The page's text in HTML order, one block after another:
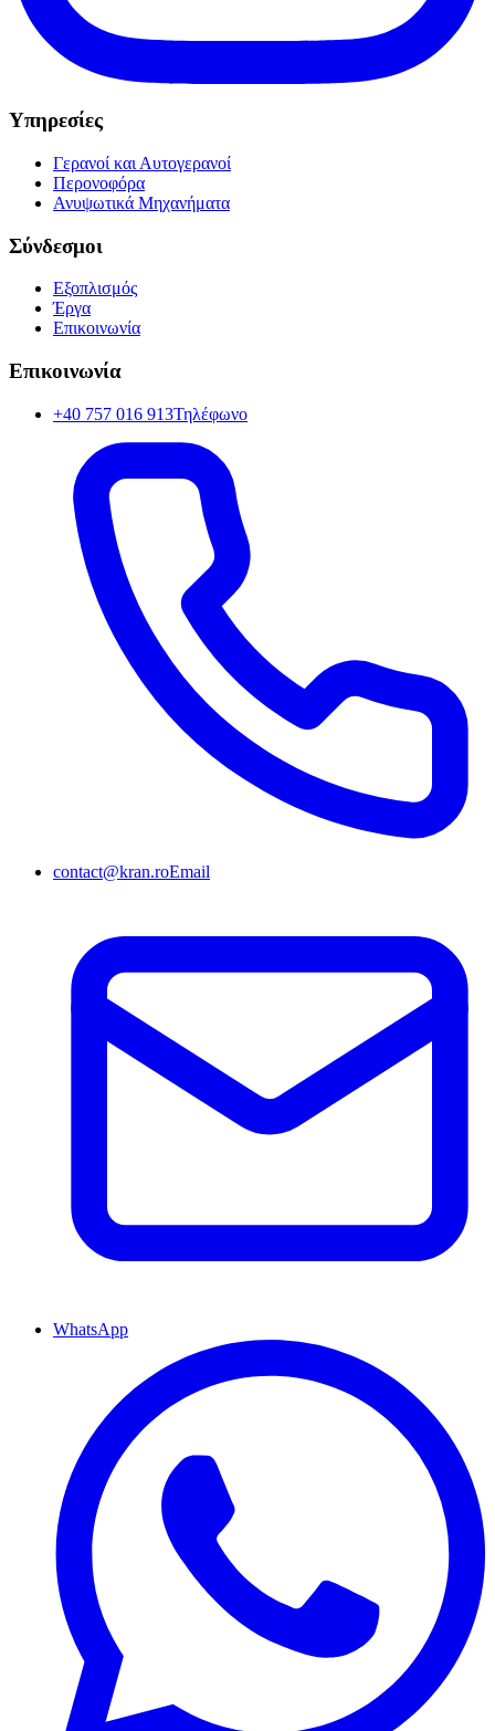
Υπηρεσίες
Γερανοί και Αυτογερανοί
Περονοφόρα
Ανυψωτικά Μηχανήματα
Σύνδεσμοι
Εξοπλισμός
Έργα
Επικοινωνία
Επικοινωνία
+40 757 016 913Τηλέφωνο
contact@kran.roEmail
WhatsApp